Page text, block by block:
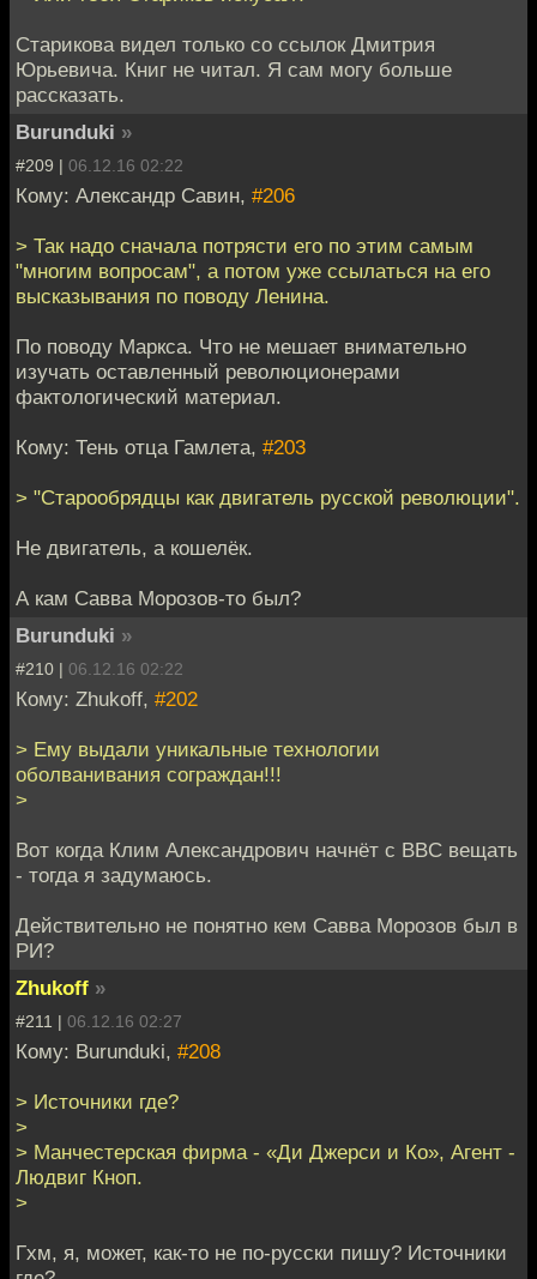
Старикова видел только со ссылок Дмитрия
Юрьевича. Книг не читал. Я сам могу больше
рассказать.
Burunduki »
#209 | 06.12.16 02:22
Кому: Александр Савин, #206
> Так надо сначала потрясти его по этим самым
"многим вопросам", а потом уже ссылаться на его
высказывания по поводу Ленина.
По поводу Маркса. Что не мешает внимательно
изучать оставленный революционерами
фактологический материал.
Кому: Тень отца Гамлета, #203
> "Старообрядцы как двигатель русской революции".
Не двигатель, а кошелёк.
А кам Савва Морозов-то был?
Burunduki »
#210 | 06.12.16 02:22
Кому: Zhukoff, #202
> Ему выдали уникальные технологии
оболванивания сограждан!!!
>
Вот когда Клим Александрович начнёт с BBC вещать
- тогда я задумаюсь.
Действительно не понятно кем Савва Морозов был в
РИ?
Zhukoff »
#211 | 06.12.16 02:27
Кому: Burunduki, #208
> Источники где?
>
> Манчестерская фирма - «Ди Джерси и Ко», Агент -
Людвиг Кноп.
>
Гхм, я, может, как-то не по-русски пишу? Источники